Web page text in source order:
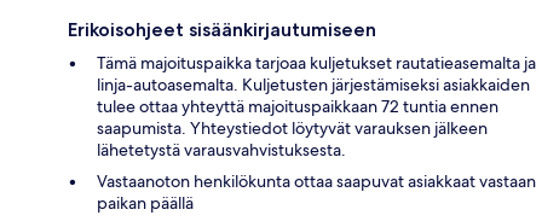
Erikoisohjeet sisäänkirjautumiseen
Tämä majoituspaikka tarjoaa kuljetukset rautatieasemalta ja
linja-autoasemalta. Kuljetusten järjestämiseksi asiakkaiden
tulee ottaa yhteyttä majoituspaikkaan 72 tuntia ennen
saapumista. Yhteystiedot löytyvät varauksen jälkeen
lähetetystä varausvahvistuksesta.
Vastaanoton henkilökunta ottaa saapuvat asiakkaat vastaan
paikan päällä